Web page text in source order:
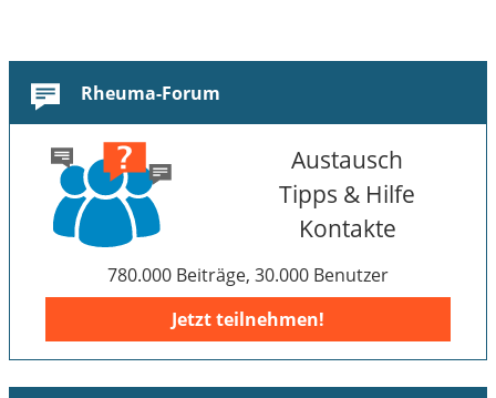
Rheuma-Forum
Austausch
Tipps & Hilfe
Kontakte
780.000 Beiträge, 30.000 Benutzer
Jetzt teilnehmen!